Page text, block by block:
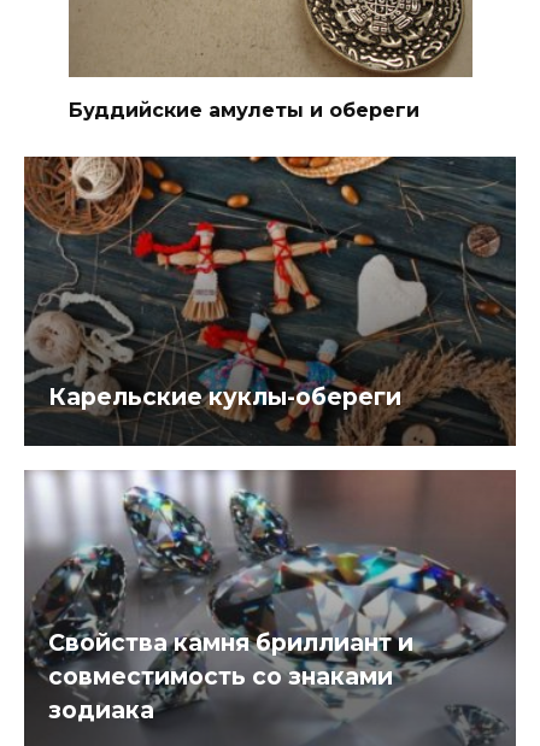
Буддийские амулеты и обереги
Карельские куклы-обереги
Свойства камня бриллиант и
совместимость со знаками
зодиака